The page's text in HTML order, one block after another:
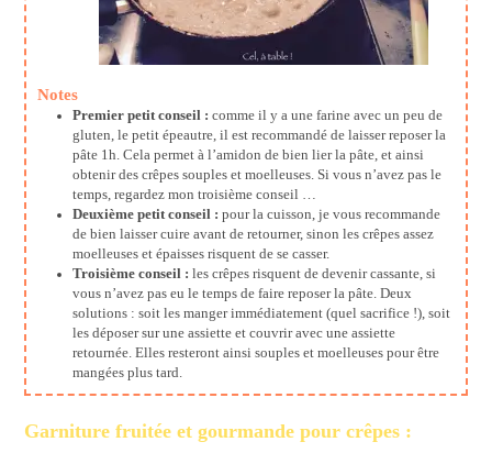
Notes
Premier petit conseil : comme il y a une farine avec un peu de
gluten, le petit épeautre, il est recommandé de laisser reposer la
pâte 1h. Cela permet à l’amidon de bien lier la pâte, et ainsi
obtenir des crêpes souples et moelleuses. Si vous n’avez pas le
temps, regardez mon troisième conseil …
Deuxième petit conseil : pour la cuisson, je vous recommande
de bien laisser cuire avant de retourner, sinon les crêpes assez
moelleuses et épaisses risquent de se casser.
Troisième conseil : les crêpes risquent de devenir cassante, si
vous n’avez pas eu le temps de faire reposer la pâte. Deux
solutions : soit les manger immédiatement (quel sacrifice !), soit
les déposer sur une assiette et couvrir avec une assiette
retournée. Elles resteront ainsi souples et moelleuses pour être
mangées plus tard.
Garniture fruitée et gourmande pour crêpes :